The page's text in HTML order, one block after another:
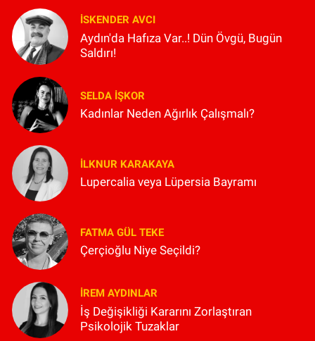
İSKENDER AVCI
Aydın'da Hafıza Var..! Dün Övgü, Bugün
Saldırı!
SELDA İŞKOR
Kadınlar Neden Ağırlık Çalışmalı?
İLKNUR KARAKAYA
Lupercalia veya Lüpersia Bayramı
FATMA GÜL TEKE
Çerçioğlu Niye Seçildi?
İREM AYDINLAR
İş Değişikliği Kararını Zorlaştıran
Psikolojik Tuzaklar